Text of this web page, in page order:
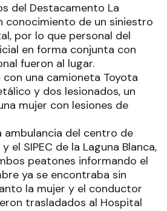
del Destacamento La
conocimiento de un siniestro
por lo que personal del
en forma conjunta con
fueron al lugar.
una camioneta Toyota
y dos lesionados, un
mujer con lesiones de
ambulancia del centro de
el SIPEC de la Laguna Blanca,
peatones informando el
ya se encontraba sin
la mujer y el conductor
trasladados al Hospital